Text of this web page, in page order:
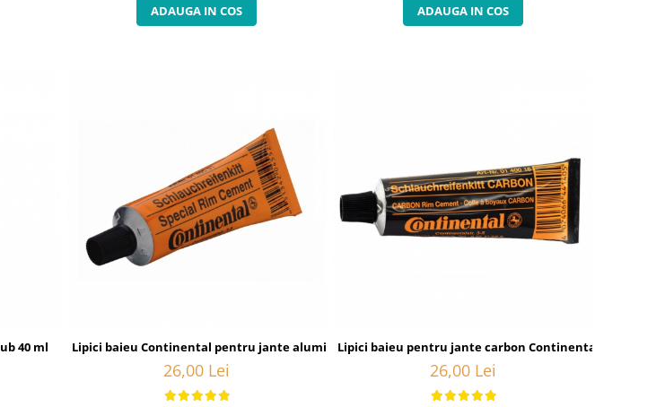
ADAUGA IN COS ADAUGA IN COS
40 ml Lipici baieu Continental pentru jante aluminiu, 25 grame
26,00 Lei
Lipici baieu pentru jante carbon Continental, 25g.
26,00 Lei